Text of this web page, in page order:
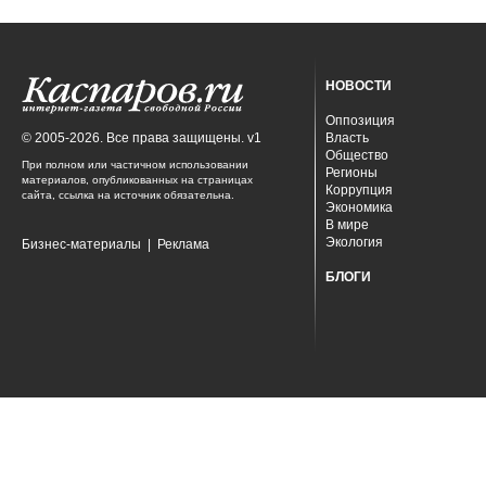
© 2005-2026. Все права защищены. v1
При полном или частичном использовании
материалов, опубликованных на страницах
сайта, ссылка на источник обязательна.
Бизнес-материалы Реклама
НОВОСТИ
Оппозиция
Власть
Общество
Регионы
Коррупция
Экономика
В мире
Экология
БЛОГИ